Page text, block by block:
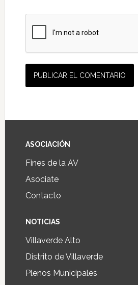
ASOCIACIÓN
Fines de la AV
Asociate
Contacto
NOTICIAS
Villaverde Alto
Distrito de Villaverde
Plenos Municipales